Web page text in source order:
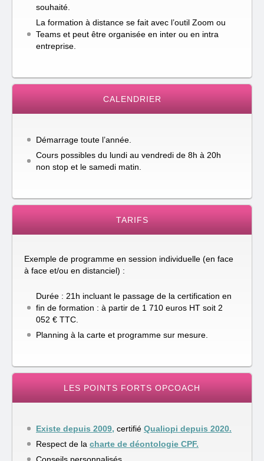
souhaité.
La formation à distance se fait avec l’outil Zoom ou
Teams et peut être organisée en inter ou en intra
entreprise.
CALENDRIER
Démarrage toute l’année.
Cours possibles du lundi au vendredi de 8h à 20h
non stop et le samedi matin.
TARIFS
Exemple de programme en session individuelle (en face
à face et/ou en distanciel) :
Durée : 21h incluant le passage de la certification en
fin de formation : à partir de 1 710 euros HT soit 2
052 € TTC.
Planning à la carte et programme sur mesure.
LES POINTS FORTS OPCOACH
Existe depuis 2009, certifié Qualiopi depuis 2020.
Respect de la charte de déontologie CPF.